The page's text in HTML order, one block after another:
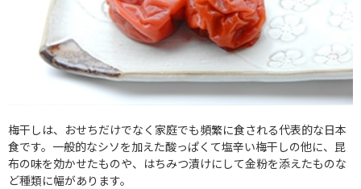
梅干しは、おせちだけでなく家庭でも頻繁に食される代表的な日本
食です。一般的なシソを加えた酸っぱくて塩辛い梅干しの他に、昆
布の味を効かせたものや、はちみつ漬けにして金粉を添えたものな
ど種類に幅があります。